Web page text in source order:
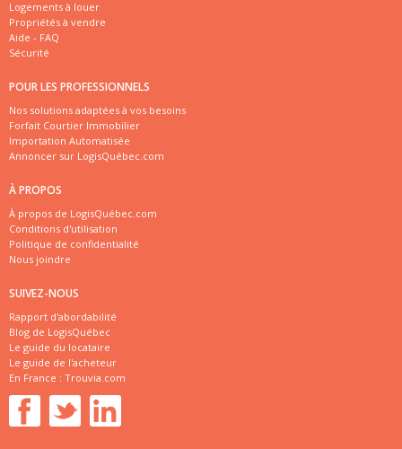
Logements à louer
Propriétés à vendre
Aide - FAQ
Sécurité
POUR LES PROFESSIONNELS
Nos solutions adaptées à vos besoins
Forfait Courtier Immobilier
Importation Automatisée
Annoncer sur LogisQuébec.com
À PROPOS
À propos de LogisQuébec.com
Conditions d'utilisation
Politique de confidentialité
Nous joindre
SUIVEZ-NOUS
Rapport d'abordabilité
Blog de LogisQuébec
Le guide du locataire
Le guide de l'acheteur
En France : Trouvia.com